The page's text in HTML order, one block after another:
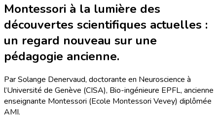
Montessori à la lumière des
découvertes scientifiques actuelles :
un regard nouveau sur une
pédagogie ancienne.
Par Solange Denervaud, doctorante en Neuroscience à
l’Université de Genève (CISA), Bio-ingénieure EPFL, ancienne
enseignante Montessori (Ecole Montessori Vevey) diplômée
AMI.